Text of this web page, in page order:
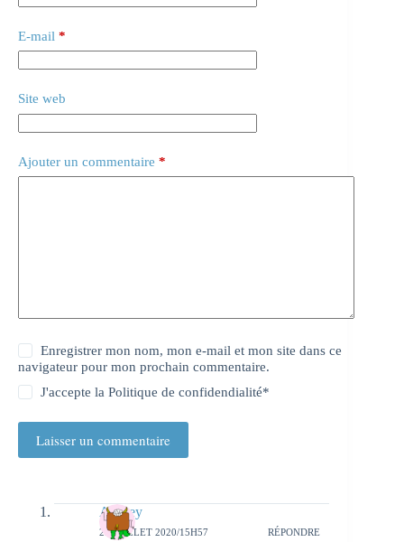
E-mail *
Site web
Ajouter un commentaire *
Enregistrer mon nom, mon e-mail et mon site dans ce
navigateur pour mon prochain commentaire.
J'accepte laPolitique de confidendialité*
Laisser un commentaire
Audrey
23 JUILLET 2020/15H57 RÉPONDRE